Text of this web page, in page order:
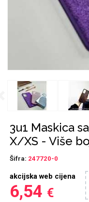
Previous
3u1 Maskica
X/XS - Više
Šifra: 247720-0
akcijska web cijena
6,54 €
Croatos
Gym
Xiaomi
Spigen maskice
Držači za romobil
Ostali držači
AUX kablovi